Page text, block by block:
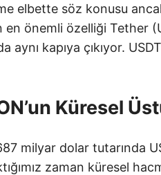
elbette söz konusu
en önemli özelliği Tether
aynı kapıya çıkıyor.
Küresel
milyar dolar tutarında
zaman küresel